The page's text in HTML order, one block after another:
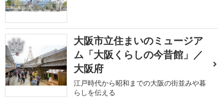
2
大阪市立住まいのミュージア
ム「大阪くらしの今昔館」／
大阪府
江戸時代から昭和までの大阪の街並みや暮
らしを伝える